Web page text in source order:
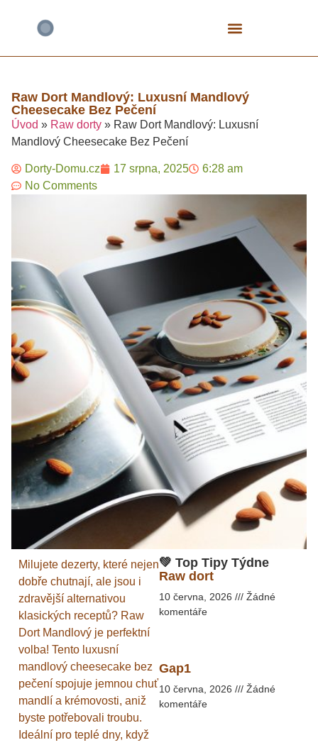
Raw Dort Mandlový: Luxusní Mandlový
Cheesecake Bez Pečení​
Úvod » Raw dorty » Raw Dort Mandlový: Luxusní
Mandlový Cheesecake Bez Pečení​
Dorty-Domu.cz 17 srpna, 2025
6:28 am
No Comments
Milujete dezerty, které nejen
dobře chutnají, ale jsou i
zdravější alternativou
klasických receptů? Raw
Dort Mandlový je perfektní
volba! Tento luxusní
mandlový cheesecake bez
pečení spojuje jemnou chuť
mandlí a krémovosti, aniž
byste potřebovali troubu.
Ideální pro teplé dny, když
💚 Top Tipy Týdne
Raw dort
10 června, 2026
Žádné
komentáře
Gap1
10 června, 2026
Žádné
komentáře